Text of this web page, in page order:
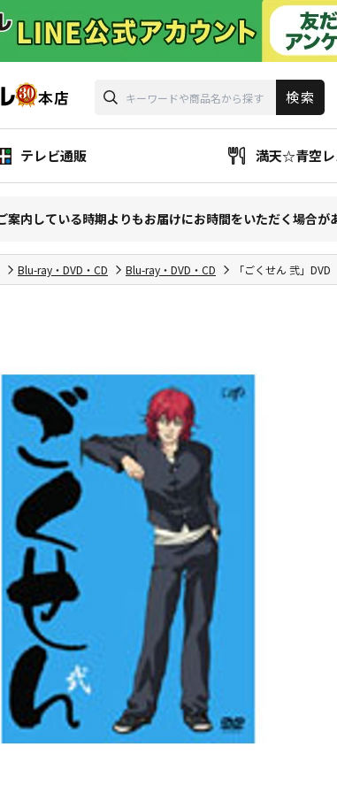
テレビ通販 満天☆青空レ
案内している時期よりもお届けにお時間をいただく場合が
Blu-ray・DVD・CD Blu-ray・DVD・CD 「ごくせん 弐」DVD